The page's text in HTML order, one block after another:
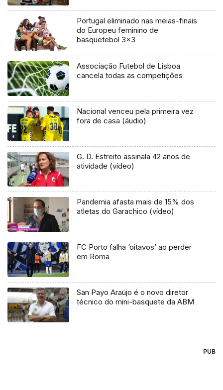
Portugal eliminado nas meias-finais
do Europeu feminino de
basquetebol 3×3
Associação Futebol de Lisboa
cancela todas as competições
Nacional venceu pela primeira vez
fora de casa (áudio)
G. D. Estreito assinala 42 anos de
atividade (vídeo)
Pandemia afasta mais de 15% dos
atletas do Garachico (vídeo)
FC Porto falha ‘oitavos’ ao perder
em Roma
San Payo Araújo é o novo diretor
técnico do mini-basquete da ABM
PUB